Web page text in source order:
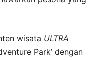
wisata ULTRA
Park’ dengan